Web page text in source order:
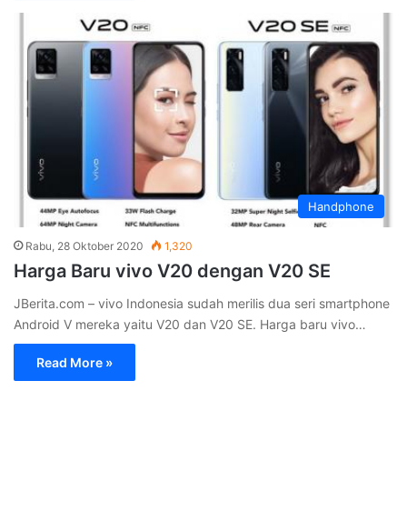
Handphone
Rabu, 28 Oktober 2020 1,320
Harga Baru vivo V20 dengan V20 SE
JBerita.com – vivo Indonesia sudah merilis dua seri smartphone
Android V mereka yaitu V20 dan V20 SE. Harga baru vivo…
Read More »